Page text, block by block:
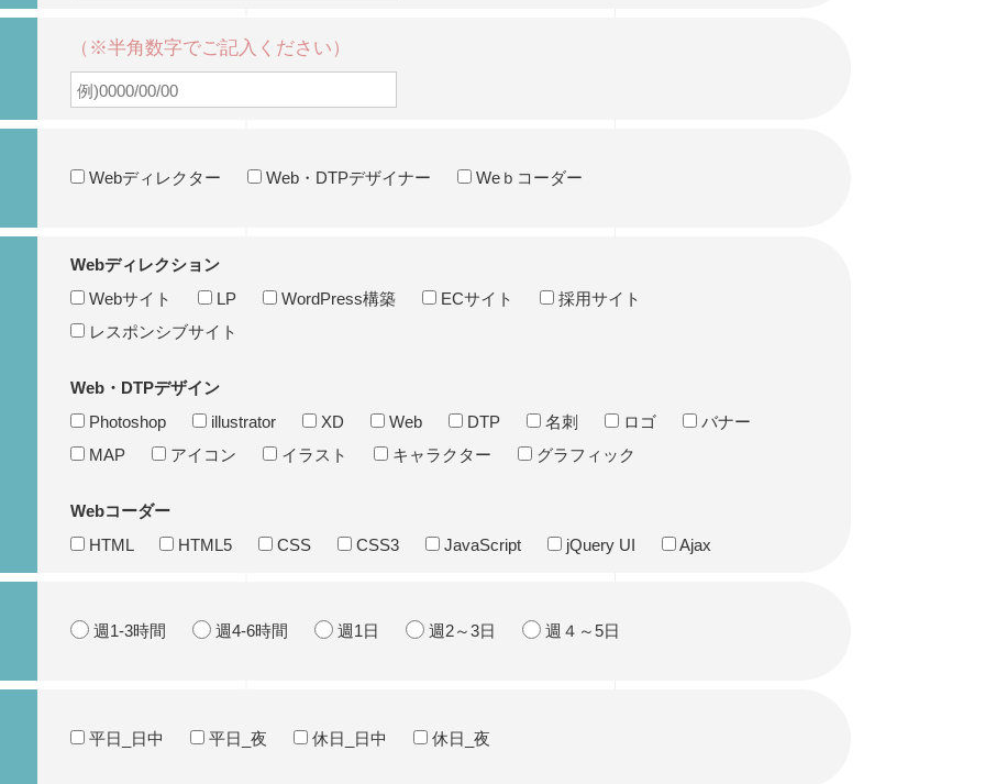
（※半角数字でご記入ください）
Webディレクター Web・DTPデザイナー Weｂコーダー
Webディレクション
Webサイト
LP WordPress構築 ECサイト
採用サイト
レスポンシブサイト
Web・DTPデザイン
Photoshop
illustrator XD Web DTP 名刺 ロゴ
バナー
MAP
アイコン イラスト キャラクター グラフィック
Webコーダー
HTML
HTML5 CSS CSS3 JavaScript jQuery UI Ajax
週1-3時間 週4-6時間 週1日 週2～3日 週４～5日
平日_日中 平日_夜 休日_日中 休日_夜